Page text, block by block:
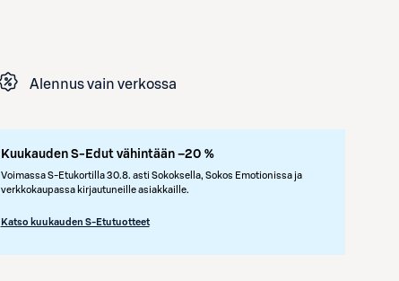
Alennus vain verkossa
Kuukauden S-Edut vähintään –20 %
Voimassa S-Etukortilla 30.8. asti Sokoksella, Sokos Emotionissa ja
verkkokaupassa kirjautuneille asiakkaille.
Katso kuukauden S-Etutuotteet